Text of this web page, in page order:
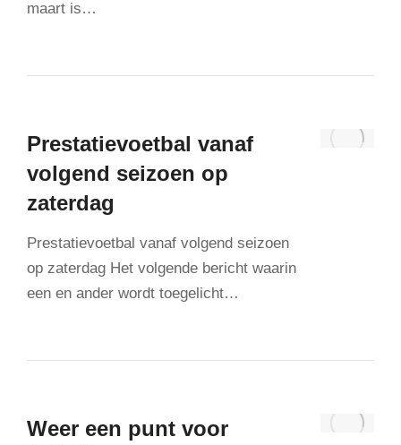
maart is…
Prestatievoetbal vanaf
volgend seizoen op
zaterdag
Prestatievoetbal vanaf volgend seizoen
op zaterdag Het volgende bericht waarin
een en ander wordt toegelicht…
Weer een punt voor